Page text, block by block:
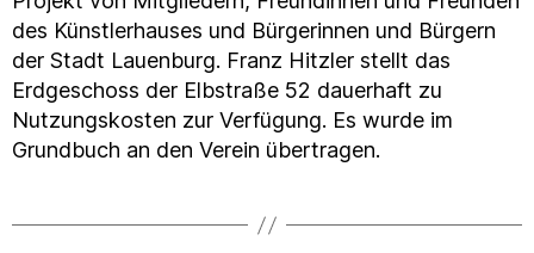
des Künstlerhauses und Bürgerinnen und Bürgern
der Stadt Lauenburg. Franz Hitzler stellt das
Erdgeschoss der Elbstraße 52 dauerhaft zu
Nutzungskosten zur Verfügung. Es wurde im
Grundbuch an den Verein übertragen.